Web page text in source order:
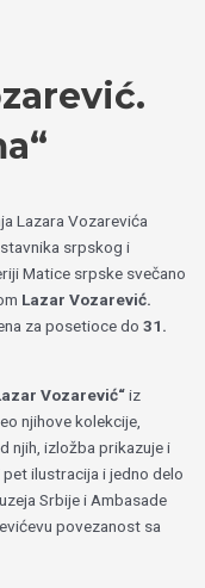
Lazara Vozarevića
srpskog i
Matice srpske svečano
Lazar Vozarević.
za posetioce do31.
Vozarević“iz
njihove kolekcije,
njih, izložba prikazuje i
ilustracija i jedno delo
Srbije i Ambasade
povezanost sa